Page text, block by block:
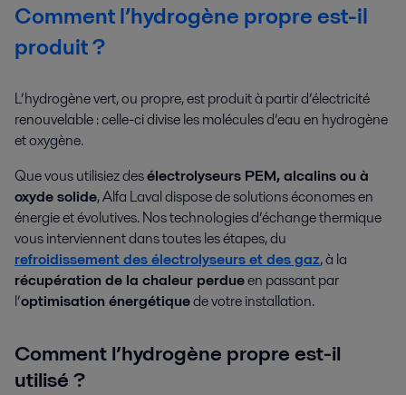
Comment l’hydrogène propre est-il
produit ?
L’hydrogène vert, ou propre, est produit à partir d’électricité
renouvelable : celle-ci divise les molécules d’eau en hydrogène
et oxygène.
Que vous utilisiez desélectrolyseurs PEM, alcalins ou à
oxyde solide, Alfa Laval dispose de solutions économes en
énergie et évolutives. Nos technologies d’échange thermique
vous interviennent dans toutes les étapes, du
refroidissement des électrolyseurs et des gaz, à la
récupération de la chaleur perdueen passant par
l’optimisation énergétiquede votre installation.
Comment l’hydrogène propre est-il
utilisé ?